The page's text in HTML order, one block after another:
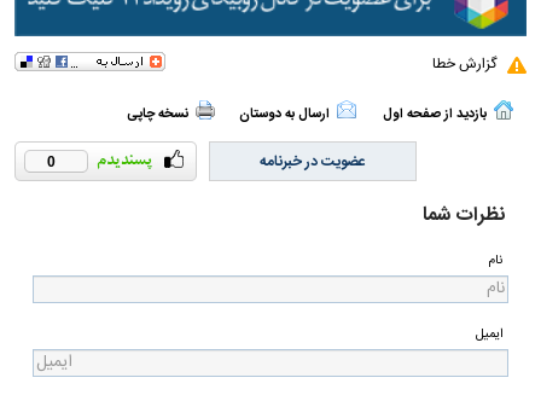
گزارش خطا
بازدید از صفحه اول ارسال به دوستان نسخه چاپی
0 عضویت در خبرنامه
نظرات شما
نام
ایمیل